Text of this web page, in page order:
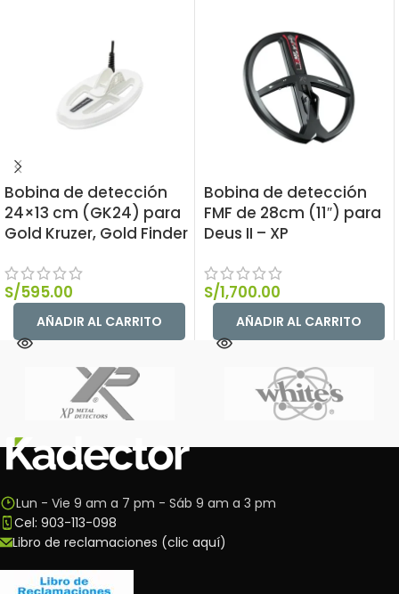
Bobina de detección
24×13 cm (GK24) para
Gold Kruzer, Gold Finder
S/595.00
AÑADIR AL CARRITO
Bobina de detección
FMF de 28cm (11″) para
Deus II – XP
S/1,700.00
AÑADIR AL CARRITO
Lun - Vie 9 am a 7 pm - Sáb 9 am a 3 pm
Cel: 903-113-098
Libro de reclamaciones (clic aquí)